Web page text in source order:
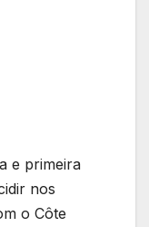
e primeira
nos
o Côte